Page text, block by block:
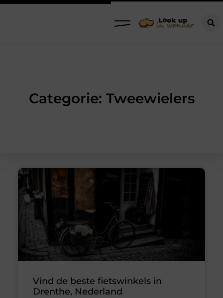
Categorie: Tweewielers
Vind de beste fietswinkels in
Drenthe, Nederland